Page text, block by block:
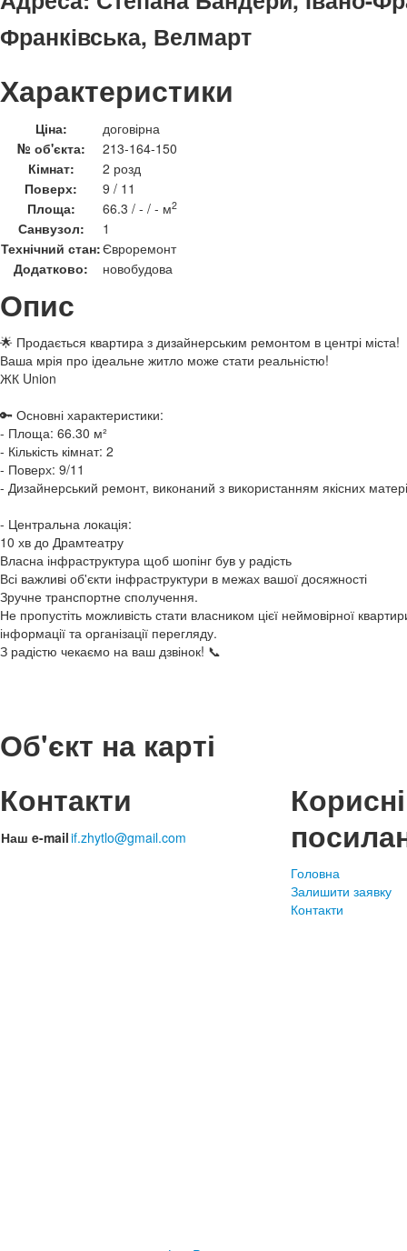
Франківська, Велмарт
Характеристики
Ціна:
договірна
№ об'єкта:
213-164-150
Кімнат:
2 розд
Поверх:
9 / 11
Площа:
66.3 / - / - м2
Санвузол:
1
Технічний стан:Євроремонт
Додатково:
новобудова
Опис
🌟 Продається квартира з дизайнерським ремонтом в центрі міста!
Ваша мрія про ідеальне житло може стати реальністю!
ЖК Union
🔑 Основні характеристики:
- Площа: 66.30 м²
- Кількість кімнат: 2
- Поверх: 9/11
- Дизайнерський ремонт, виконаний з використанням якісних
- Центральна локація:
10 хв до Драмтеатру
Власна інфраструктура щоб шопінг був у радість
Всі важливі об'єкти інфраструктури в межах вашої досяжності
Зручне транспортне сполучення.
Не пропустіть можливість стати власником цієї неймовірної
інформації та організації перегляду.
З радістю чекаємо на ваш дзвінок! 📞
Об'єкт на карті
Контакти
Наш e-mailif.zhytlo@gmail.com
Корисні
Головна
Залишити заявку
Контакти